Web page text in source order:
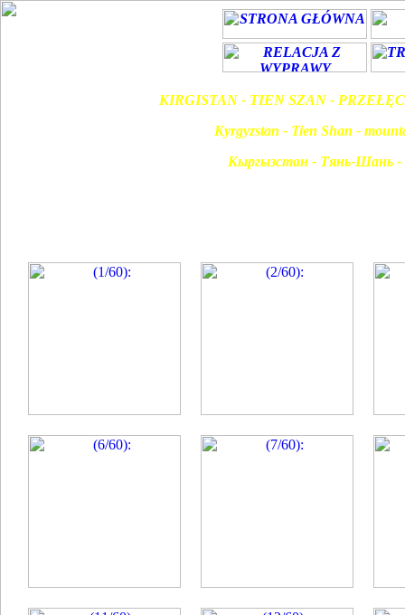
KIRGISTAN - TIEN SZAN -
Kyrgyzstan - Tien Shan -
Кыргызстан - Тянь-Шань -